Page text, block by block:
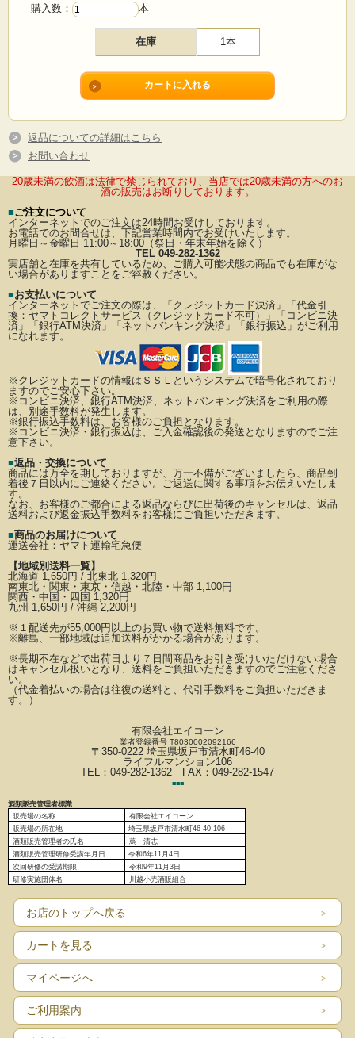
購入数： 本
在庫 1本
返品についての詳細はこちら
お問い合わせ
20歳未満の飲酒は法律で禁じられており、当店では20歳未満の方へのお
酒の販売はお断りしております。
■ご注文について
インターネットでのご注文は24時間お受けしております。
お電話でのお問合せは、下記営業時間内でお受けいたします。
月曜日～金曜日 11:00～18:00（祭日・年末年始を除く）
TEL 049-282-1362
実店舗と在庫を共有しているため、ご購入可能状態の商品でも在庫がな
い場合がありますことをご容赦ください。
■お支払いについて
インターネットでご注文の際は、「クレジットカード決済」「代金引
換：ヤマトコレクトサービス（クレジットカード不可）」
「コンビニ決
済」「銀行ATM決済」「ネットバンキング決済」「銀行振込」がご利用
になれます。
※クレジットカードの情報はＳＳＬというシステムで暗号化されており
ますのでご安心下さい。
※コンビニ決済、銀行ATM決済、ネットバンキング決済をご利用の際
は、別途手数料が発生します。
※銀行振込手数料は、お客様のご負担となります。
※コンビニ決済・銀行振込は、ご入金確認後の発送となりますのでご注
意下さい。
■返品・交換について
商品には万全を期しておりますが、万一不備がございましたら、商品到
着後７日以内にご連絡ください。
ご返送に関する事項をお伝えいたしま
す。
なお、お客様のご都合による返品ならびに出荷後のキャンセルは、返品
送料および返金振込手数料をお客様にご負担いただきます。
■商品のお届けについて
運送会社： ヤマト運輸宅急便
【地域別送料一覧】
北海道 1,650円 / 北東北 1,320円
南東北・関東・東京・信越・北陸・中部 1,100円
関西・中国・四国 1,320円
九州 1,650円 / 沖縄 2,200円
※ １配送先が55,000円以上のお買い物で送料無料です。
※離島、一部地域は追加送料がかかる場合があります。
※長期不在などで出荷日より７日間商品をお引き受けいただけない場合
はキャンセル扱いとなり、 送料をご負担いただきますのでご注意くださ
い。
（代金着払いの場合は往復の送料と、代引手数料をご負担いただきま
す。）
有限会社エイコーン
業者登録番号 T8030002092166
〒350-0222 埼玉県坂戸市清水町46-40
ライフルマンション106
TEL：049-282-1362 FAX：049-282-1547
■■■
酒類販売管理者標識
販売場の名称
有限会社エイコーン
販売場の所在地
埼玉県坂戸市清水町46-40-106
酒類販売管理者の氏名
蔦 清志
酒類販売管理研修受講年月日
令和6年11月4日
次回研修の受講期限
令和9年11月3日
研修実施団体名
川越小売酒販組合
お店のトップへ戻る
カートを見る
マイページへ
ご利用案内